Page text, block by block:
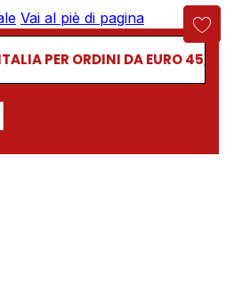
Vai al piè di pagina
PER ORDINI DA EURO